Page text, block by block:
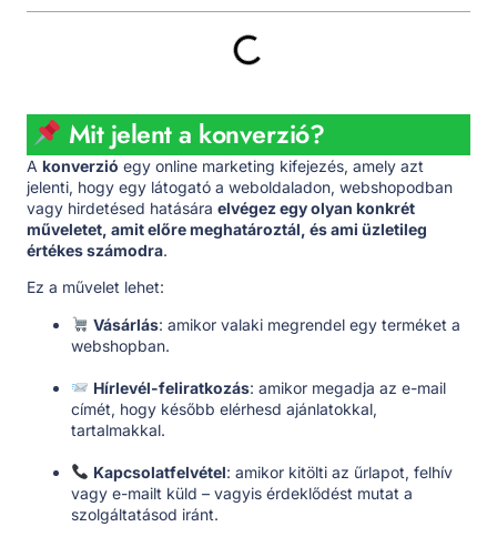
Mit jelent a konverzió?
A konverzió egy online marketing kifejezés, amely azt
jelenti, hogy egy látogató a weboldaladon, webshopodban
vagy hirdetésed hatására elvégez egy olyan konkrét
műveletet, amit előre meghatároztál, és ami üzletileg
értékes számodra.
Ez a művelet lehet:
Vásárlás: amikor valaki megrendel egy terméket a
webshopban.
Hírlevél-feliratkozás: amikor megadja az e-mail
címét, hogy később elérhesd ajánlatokkal,
tartalmakkal.
Kapcsolatfelvétel: amikor kitölti az űrlapot, felhív
vagy e-mailt küld – vagyis érdeklődést mutat a
szolgáltatásod iránt.